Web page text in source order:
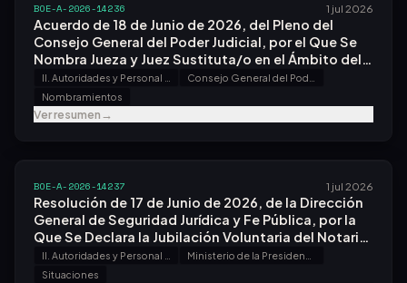
BOE-A-2026-14236 1 jul 2026
Acuerdo de 18 de Junio de 2026, del Pleno del
Consejo General del Poder Judicial, por el Que Se
Nombra Jueza y Juez Sustituta/o en el Ámbito del
Tribunal Superior de Justicia de Canarias para el
Año Judicial 2025/2026.
Nombramientos
Ver resumen→
BOE-A-2026-14237 1 jul 2026
Resolución de 17 de Junio de 2026, de la Dirección
General de Seguridad Jurídica y Fe Pública, por la
Que Se Declara la Jubilación Voluntaria del Notario
de Mérida, Don Francisco de Borja Igartua Fesser.
Situaciones